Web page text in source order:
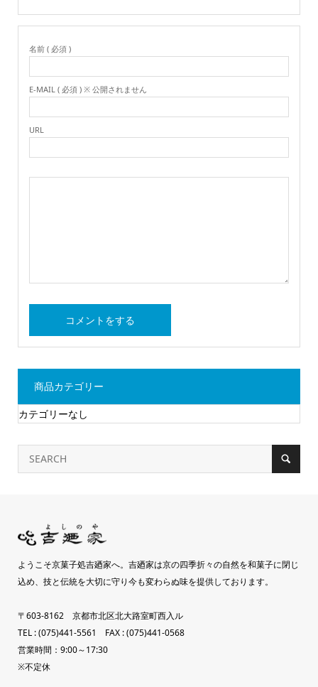
名前 ( 必須 )
E-MAIL ( 必須 ) ※ 公開されません
URL
商品カテゴリー
カテゴリーなし
ようこそ京菓子処吉廼家へ。吉廼家は京の四季折々の自然を和菓子に閉じ
込め、技と伝統を大切に守り今も変わらぬ味を提供しております。
〒603-8162 京都市北区北大路室町西入ル
TEL : (075)441-5561 FAX : (075)441-0568
営業時間：9:00～17:30
※不定休